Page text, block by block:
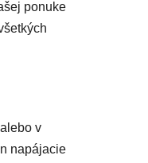
ponuke
v
napájacie